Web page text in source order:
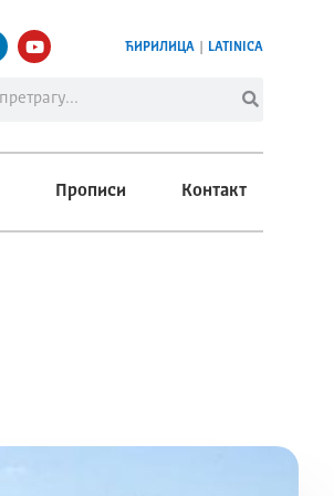
ЋИРИЛИЦА LATINICA
Прописи Контакт